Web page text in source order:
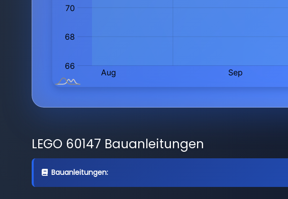
LEGO 60147 Bauanleitungen
Bauanleitungen: